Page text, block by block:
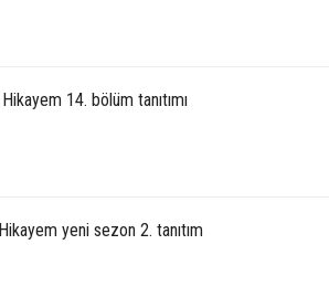
14. bölüm tanıtımı
yeni sezon 2. tanıtım